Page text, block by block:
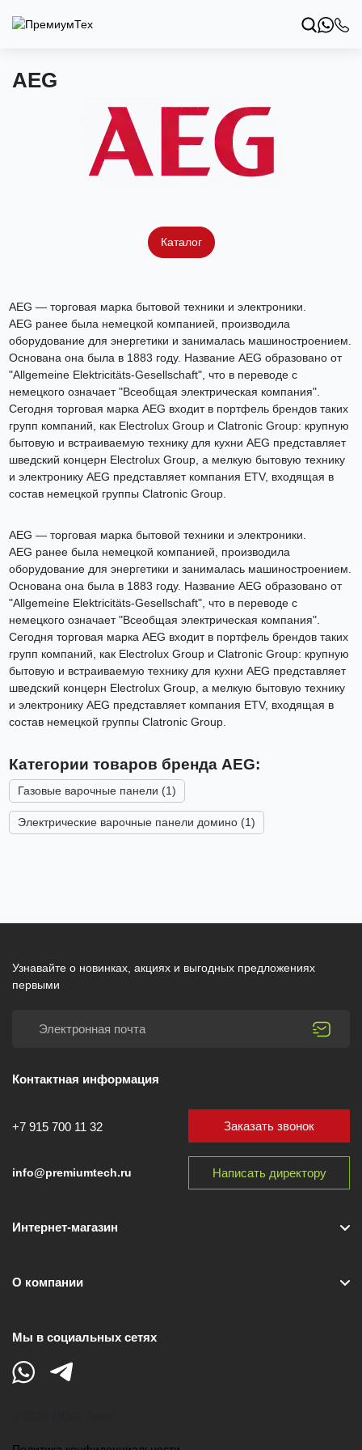
AEG
Каталог
AEG — торговая марка бытовой техники и электроники.
AEG ранее была немецкой компанией, производила
оборудование для энергетики и занималась машиностроением.
Основана она была в 1883 году. Название AEG образовано от
"Allgemeine Elektricitäts-Gesellschaft", что в переводе с
немецкого означает "Всеобщая электрическая компания".
Сегодня торговая марка AEG входит в портфель брендов таких
групп компаний, как Electrolux Group и Clatronic Group: крупную
бытовую и встраиваемую технику для кухни AEG представляет
шведский концерн Electrolux Group, а мелкую бытовую технику
и электронику AEG представляет компания ETV, входящая в
состав немецкой группы Clatronic Group.
AEG — торговая марка бытовой техники и электроники.
AEG ранее была немецкой компанией, производила
оборудование для энергетики и занималась машиностроением.
Основана она была в 1883 году. Название AEG образовано от
"Allgemeine Elektricitäts-Gesellschaft", что в переводе с
немецкого означает "Всеобщая электрическая компания".
Сегодня торговая марка AEG входит в портфель брендов таких
групп компаний, как Electrolux Group и Clatronic Group: крупную
бытовую и встраиваемую технику для кухни AEG представляет
шведский концерн Electrolux Group, а мелкую бытовую технику
и электронику AEG представляет компания ETV, входящая в
состав немецкой группы Clatronic Group.
Категории товаров бренда AEG:
Газовые варочные панели (1)
Электрические варочные панели домино (1)
Узнавайте о новинках, акциях и выгодных предложениях
первыми
Контактная информация
+7 915 700 11 32
info@premiumtech.ru
Заказать звонок
Написать директору
Интернет-магазин
О компании
Мы в социальных сетях